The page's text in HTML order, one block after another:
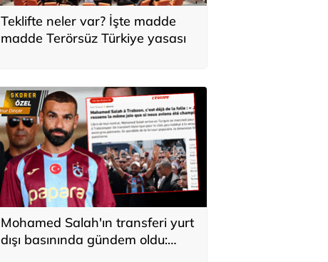
Teklifte neler var? İşte madde
madde Terörsüz Türkiye yasası
Mohamed Salah'ın transferi yurt
dışı basınında gündem oldu: